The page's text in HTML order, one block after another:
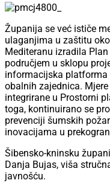
Županija se već ističe
ulaganjima u zaštitu
Mediteranu izradila
područjem u sklopu
informacijska platforma
obalnih zajednica.
integrirane u Prostorni
toga, kontinuirano se
prevenciji šumskih
inovacijama u
Šibensko-kninsku
Danja Bujas, viša
javnošću.